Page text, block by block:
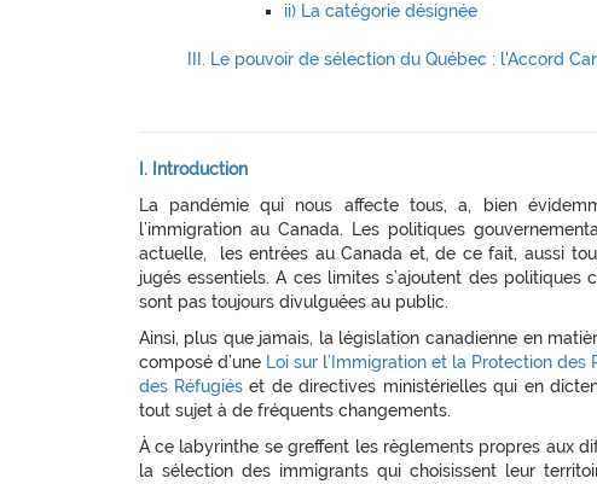
ii) La catégorie désignée
III. Le pouvoir de sélection du Québec : l'Accord
I. Introduction
La pandémie qui nous affecte tous, a, bien
l’immigration au Canada. Les politiques
actuelle, les entrées au Canada et, de ce fait, aussi
jugés essentiels. A ces limites s’ajoutent des
sont pas toujours divulguées au public.
Ainsi, plus que jamais, la législation canadienne en
composé d’une Loi sur l’Immigration et la Protection des
des Réfugiéset de directives ministérielles qui en
tout sujet à de fréquents changements.
À ce labyrinthe se greffent les règlements propres aux
la sélection des immigrants qui choisissent leur